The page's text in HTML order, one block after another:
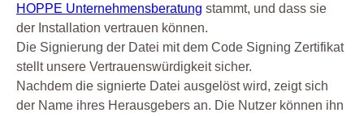
HOPPE Unternehmensberatung stammt, und dass sie
der Installation vertrauen können.
Die Signierung der Datei mit dem Code Signing Zertifikat
stellt unsere Vertrauenswürdigkeit sicher.
Nachdem die signierte Datei ausgelöst wird, zeigt sich
der Name ihres Herausgebers an. Die Nutzer können ihn